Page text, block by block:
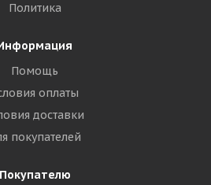
Политика
Помощь
оплаты
доставки
покупателей
Покупателю